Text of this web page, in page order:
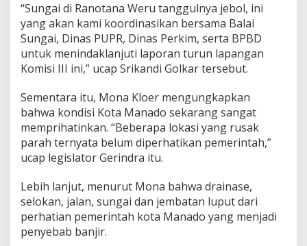
“Sungai di Ranotana Weru tanggulnya jebol, ini
yang akan kami koordinasikan bersama Balai
Sungai, Dinas PUPR, Dinas Perkim, serta BPBD
untuk menindaklanjuti laporan turun lapangan
Komisi III ini,” ucap Srikandi Golkar tersebut.
Sementara itu, Mona Kloer mengungkapkan
bahwa kondisi Kota Manado sekarang sangat
memprihatinkan. “Beberapa lokasi yang rusak
parah ternyata belum diperhatikan pemerintah,”
ucap legislator Gerindra itu.
Lebih lanjut, menurut Mona bahwa drainase,
selokan, jalan, sungai dan jembatan luput dari
perhatian pemerintah kota Manado yang menjadi
penyebab banjir.